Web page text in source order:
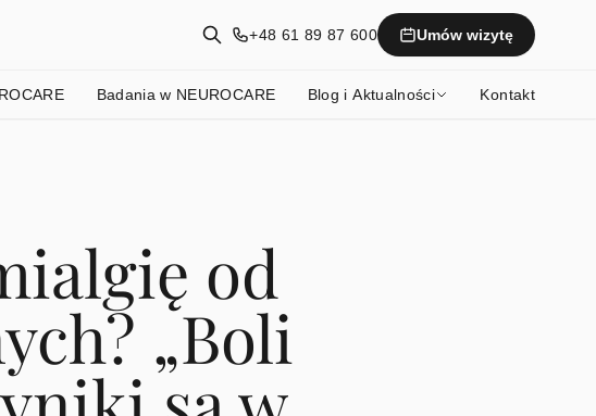
+48 61 89 87 600 Umów wizytę
Badania w NEUROCARE Blog i Aktualności Kontakt
od
„Boli